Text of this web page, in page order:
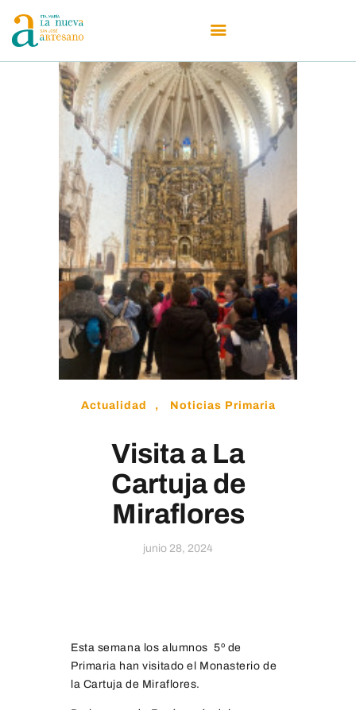
Centro
Oferta Educativa
Admisiones
Secretaría
Actualidad
Erasmus
Educamos
Actualidad , Noticias Primaria
Visita a La
Cartuja de
Miraflores
junio 28, 2024
Esta semana los alumnos 5º de
Primaria han visitado el Monasterio de
la Cartuja de Miraflores.